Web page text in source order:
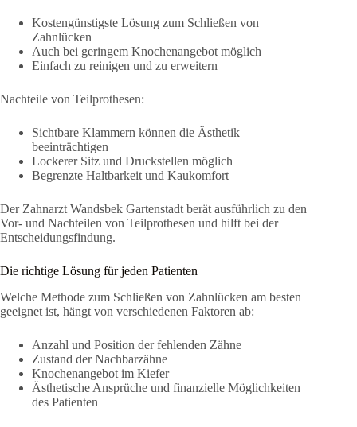
Kostengünstigste Lösung zum Schließen von
Zahnlücken
Auch bei geringem Knochenangebot möglich
Einfach zu reinigen und zu erweitern
Nachteile von Teilprothesen:
Sichtbare Klammern können die Ästhetik
beeinträchtigen
Lockerer Sitz und Druckstellen möglich
Begrenzte Haltbarkeit und Kaukomfort
Der Zahnarzt Wandsbek Gartenstadt berät ausführlich zu den
Vor- und Nachteilen von Teilprothesen und hilft bei der
Entscheidungsfindung.
Die richtige Lösung für jeden Patienten
Welche Methode zum Schließen von Zahnlücken am besten
geeignet ist, hängt von verschiedenen Faktoren ab:
Anzahl und Position der fehlenden Zähne
Zustand der Nachbarzähne
Knochenangebot im Kiefer
Ästhetische Ansprüche und finanzielle Möglichkeiten
des Patienten